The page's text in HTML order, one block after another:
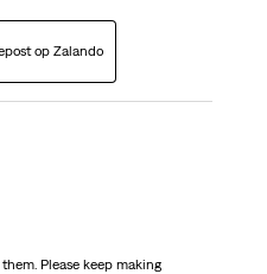
op Zalando
Please keep making